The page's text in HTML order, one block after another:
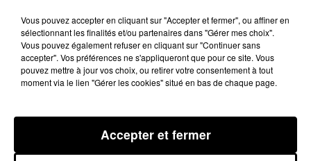
8 novembre 2023 - 1 min 14 sec
L'AGENDA DU LOT DU 08/11/2023 À 16H34
Vous pouvez accepter en cliquant sur "Accepter et fermer", ou affiner en
sélectionnant les finalités et/ou partenaires dans "Gérer mes choix".
Vous pouvez également refuser en cliquant sur "Continuer sans
accepter". Vos préférences ne s'appliqueront que pour ce site. Vous
pouvez mettre à jour vos choix, ou retirer votre consentement à tout
moment via le lien "Gérer les cookies" situé en bas de chaque page.
Accepter et fermer